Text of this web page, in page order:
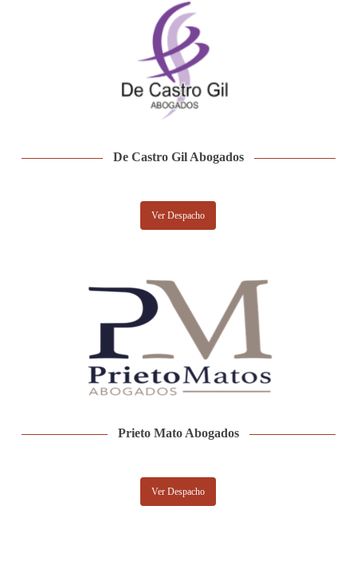
De Castro Gil Abogados
Ver Despacho
Prieto Mato Abogados
Ver Despacho